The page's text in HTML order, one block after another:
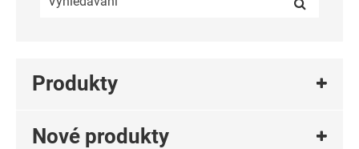
Produkty
Nové produkty